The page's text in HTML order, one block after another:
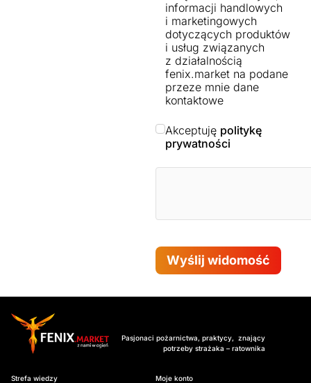
informacji handlowych
i marketingowych
dotyczących produktów
i usług związanych
z działalnością
fenix.market na podane
przeze mnie dane
kontaktowe
Akceptuję politykę
prywatności
Wyślij widomość
Pasjonaci pożarnictwa, praktycy, znający
potrzeby strażaka – ratownika
Strefa wiedzy Moje konto